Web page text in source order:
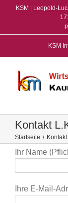
KSM | Leopold-
KSM
Kontakt
Startseite / Kontakt
Ihr Name
Ihre E-Mail-